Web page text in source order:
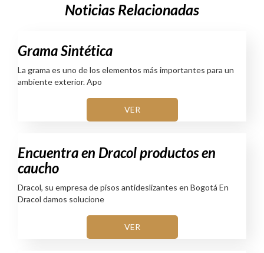
Noticias Relacionadas
Grama Sintética
La grama es uno de los elementos más importantes para un
ambiente exterior. Apo
VER
Encuentra en Dracol productos en
caucho
Dracol, su empresa de pisos antideslizantes en Bogotá En
Dracol damos solucione
VER